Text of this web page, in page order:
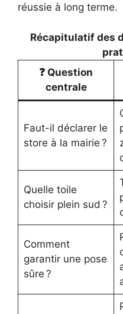
réussie à long terme.
Récapitulatif des
❓ Question
centrale
Faut-il déclarer le
store à la mairie ?
Quelle toile
choisir plein sud ?
Comment
garantir une pose
sûre ?